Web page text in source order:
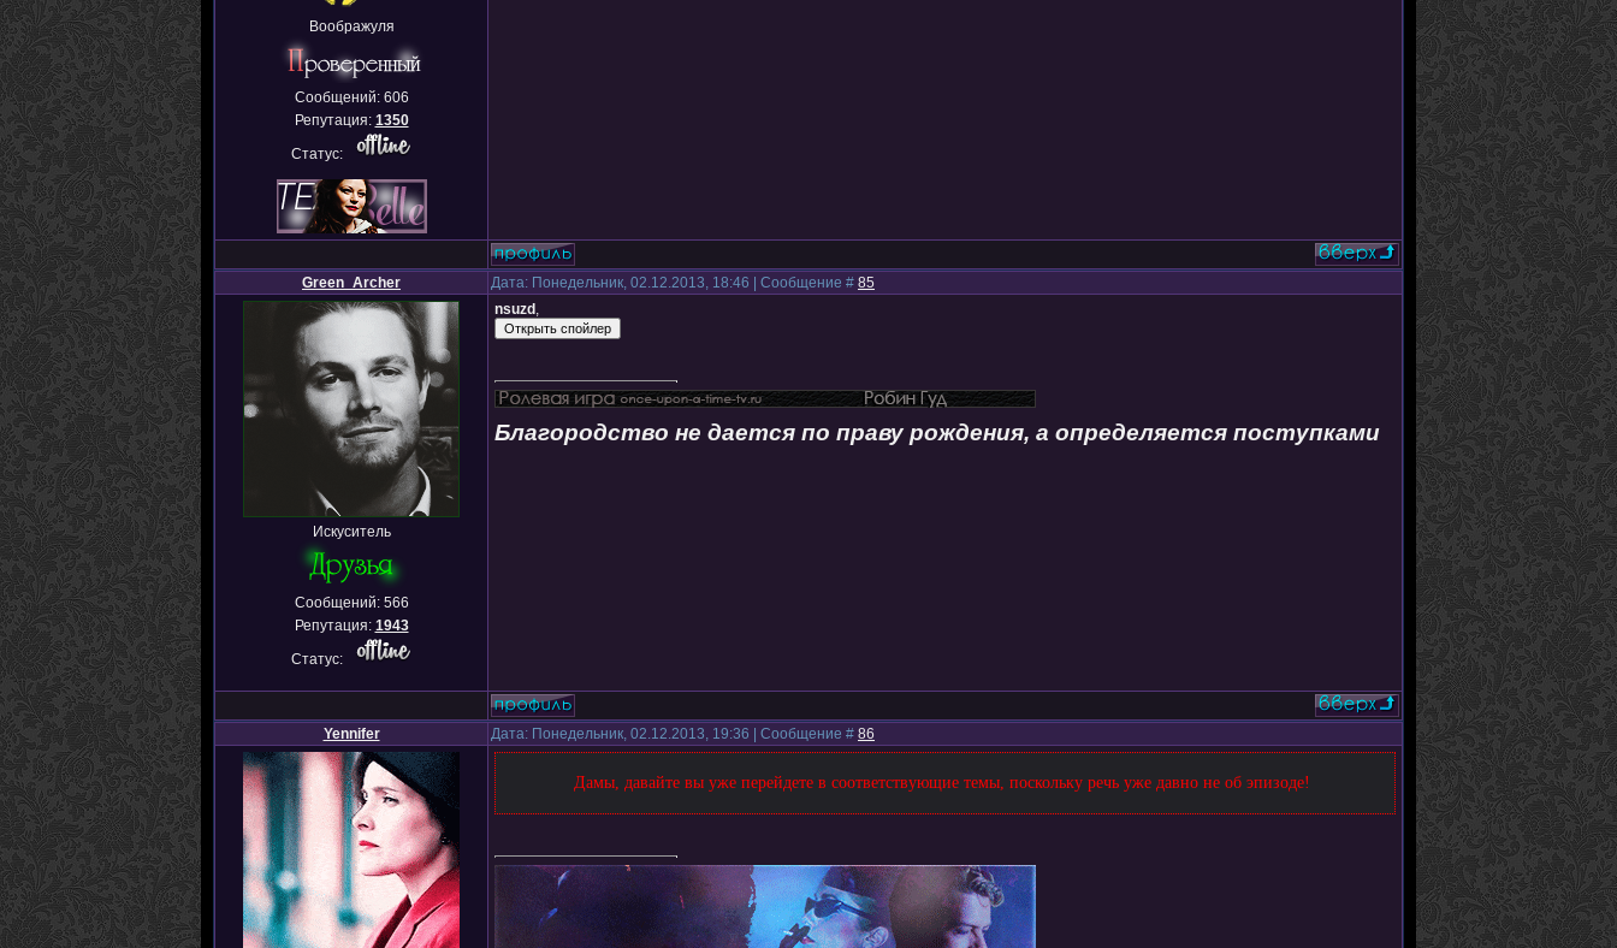
Воображуля
Сообщений: 606
Репутация: 1350
Статус:
Green_Archer Дата: Понедельник, 02.12.2013, 18:46 | Сообщение # 85
Искуситель
Сообщений: 566
Репутация: 1943
Статус:
nsuzd ,
Благородство не дается по праву рождения, а определяется поступками
Yennifer Дата: Понедельник, 02.12.2013, 19:36 | Сообщение # 86
Дамы, давайте вы уже перейдете в соответствующие темы, поскольку речь уже давно не об эпизоде!